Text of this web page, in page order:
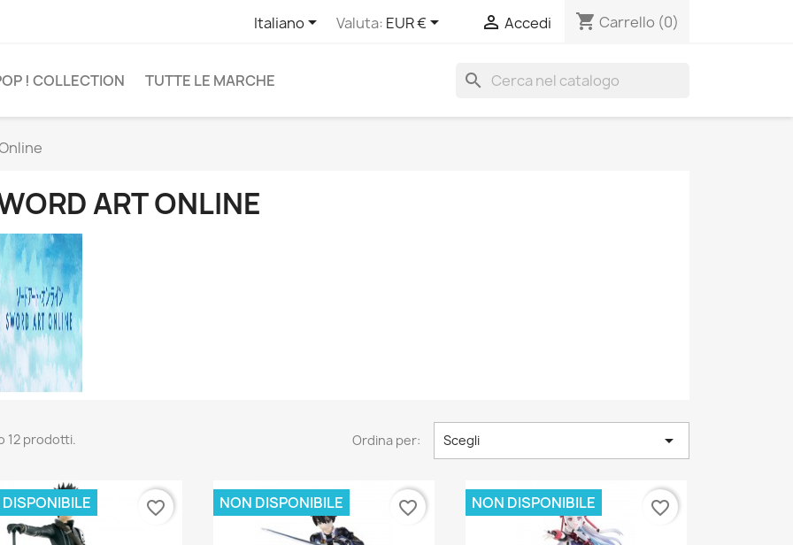
Italiano Valuta: EUR €  Accedi shopping_cart Carrello (0)
! COLLECTION TUTTE LE MARCHE search
ART ONLINE
12 prodotti. Ordina per: Scegli 
favorite_border NON DISPONIBILE favorite_border NON DISPONIBILE favorite_border